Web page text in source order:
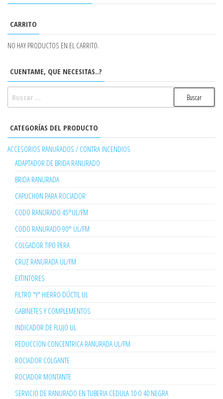
CARRITO
NO HAY PRODUCTOS EN EL CARRITO.
CUENTAME, QUE NECESITAS..?
CATEGORÍAS DEL PRODUCTO
ACCESORIOS RANURADOS / CONTRA INCENDIOS
ADAPTADOR DE BRIDA RANURADO
BRIDA RANURADA
CAPUCHON PARA ROCIADOR
CODO RANURADO 45°UL/FM
CODO RANURADO 90° UL/FM
COLGADOR TIPO PERA
CRUZ RANURADA UL/FM
EXTINTORES
FILTRO "Y" HIERRO DÚCTIL UL
GABINETES Y COMPLEMENTOS
INDICADOR DE FLUJO UL
REDUCCION CONCENTRICA RANURADA UL/FM
ROCIADOR COLGANTE
ROCIADOR MONTANTE
SERVICIO DE RANURADO EN TUBERIA CEDULA 10 O 40 NEGRA